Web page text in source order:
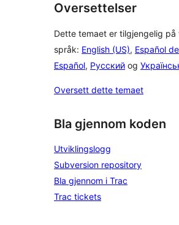
Oversettelser
Dette temaet er tilgjengelig på
språk: English (US), Español
Español, Русский og
Oversett dette temaet
Bla gjennom koden
Utviklingslogg
Subversion repository
Bla gjennom i Trac
Trac tickets